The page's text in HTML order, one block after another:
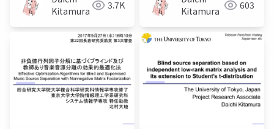
independent deeply
learned matrix
Kitamura
3.7K
Kitamura
603